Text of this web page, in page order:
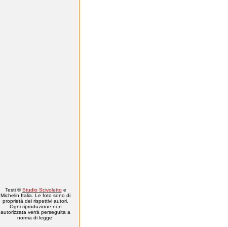
Testi ©Studio Scivolettoe
Michelin Italia. Le foto sono di
proprietà dei rispettivi autori.
Ogni riproduzione non
autorizzata verrà perseguita a
norma di legge.